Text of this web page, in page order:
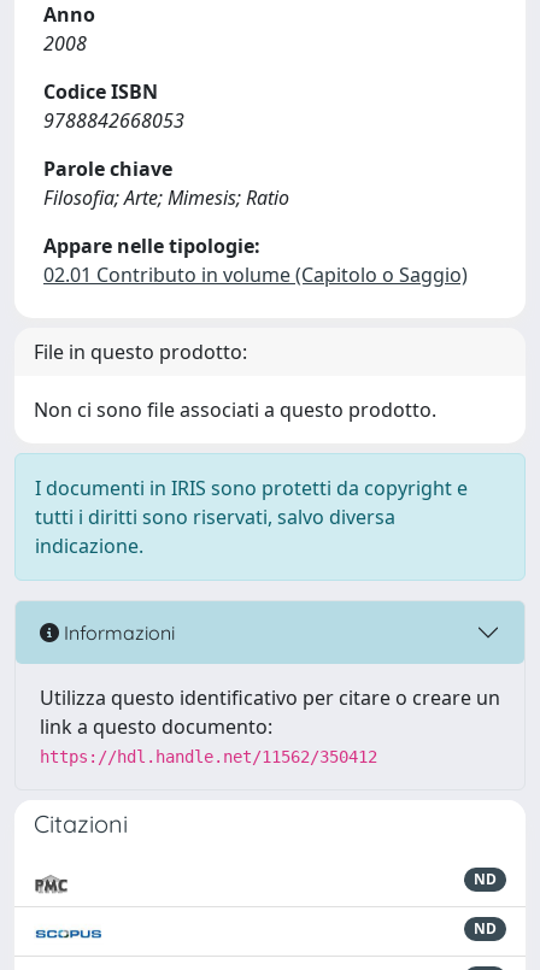
Anno
2008
Codice ISBN
9788842668053
Parole chiave
Filosofia; Arte; Mimesis; Ratio
Appare nelle tipologie:
02.01 Contributo in volume (Capitolo o Saggio)
File in questo prodotto:
Non ci sono file associati a questo prodotto.
I documenti in IRIS sono protetti da copyright e
tutti i diritti sono riservati, salvo diversa
indicazione.
Informazioni
Utilizza questo identificativo per citare o creare un
link a questo documento:
https://hdl.handle.net/11562/350412
Citazioni
ND
ND